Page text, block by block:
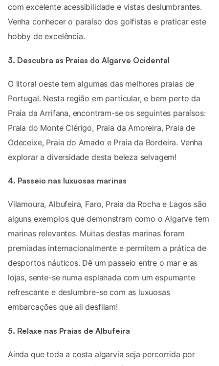
com excelente acessibilidade e vistas deslumbrantes.
Venha conhecer o paraíso dos golfistas e praticar este
hobby de excelência.
3. Descubra as Praias do Algarve Ocidental
O litoral oeste tem algumas das melhores praias de
Portugal. Nesta região em particular, e bem perto da
Praia da Arrifana, encontram-se os seguintes paraísos:
Praia do Monte Clérigo, Praia da Amoreira, Praia de
Odeceixe, Praia do Amado e Praia da Bordeira. Venha
explorar a diversidade desta beleza selvagem!
4. Passeio nas luxuosas marinas
Vilamoura, Albufeira, Faro, Praia da Rocha e Lagos são
alguns exemplos que demonstram como o Algarve tem
marinas relevantes. Muitas destas marinas foram
premiadas internacionalmente e permitem a prática de
desportos náuticos. Dê um passeio entre o mar e as
lojas, sente-se numa esplanada com um espumante
refrescante e deslumbre-se com as luxuosas
embarcações que ali desfilam!
5. Relaxe nas Praias de Albufeira
Ainda que toda a costa algarvia seja percorrida por